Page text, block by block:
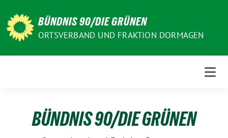
zum
Inhalt
BÜNDNIS 90/DIE GRÜNEN
ORTSVERBAND UND FRAKTION DORMAGEN
BÜNDNIS 90/DIE GRÜNEN